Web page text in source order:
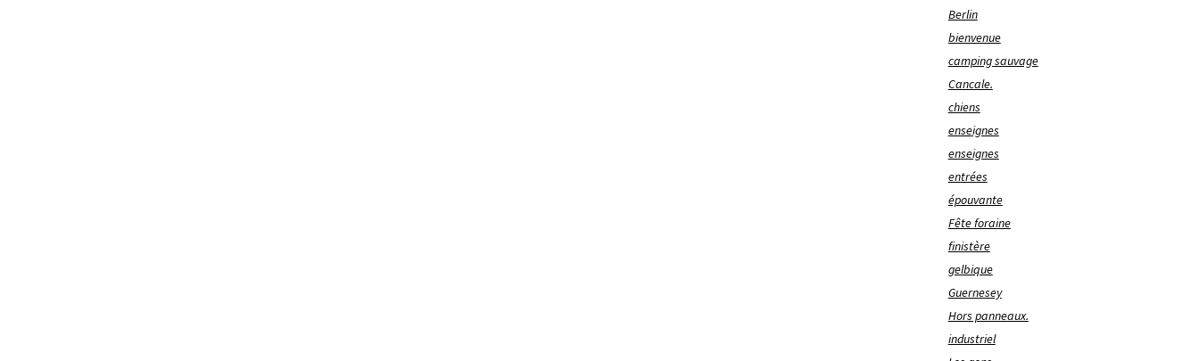
Berlin
bienvenue
camping sauvage
Cancale.
chiens
enseignes
enseignes
entrées
épouvante
Fête foraine
finistère
gelbique
Guernesey
Hors panneaux.
industriel